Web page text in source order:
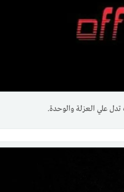
علي العزلة والوحدة.